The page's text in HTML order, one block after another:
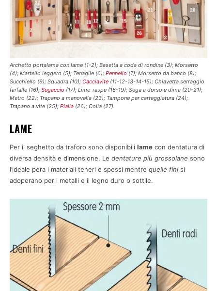
Archetto portalama con lame (1-2); Basetta a coda di rondine (3); Morsetto
(4); Martello leggero (5); Tenaglie (6); Pennello (7); Morsetto da banco (8);
Succhiello (9); Squadra (10); Cacciavite (11-12-13-14-15); Chiavetta serraggio
farfalle (16); Segaccio (17); Lime-raspe (18-19); Sega a dorso e dima (20-21);
Metro (22); Trapano a manovella (23); Tampone per carteggiatura (24);
Trapano a vite (25); Pialla (26); Colla (27).
LAME
Per il seghetto da traforo sono disponibili lame con dentatura di
diversa densità e dimensione. Le dentature più grossolane sono
l’ideale pera i materiali teneri e spessi mentre quelle fini si
adoperano per i metalli e il legno duro o sottile.